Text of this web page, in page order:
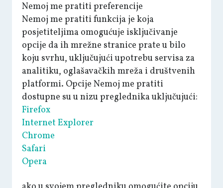
Nemoj me pratiti preferencije
Nemoj me pratiti funkcija je koja
posjetiteljima omogućuje isključivanje
opcije da ih mrežne stranice prate u bilo
koju svrhu, uključujući upotrebu servisa za
analitiku, oglašavačkih mreža i društvenih
platformi. Opcije Nemoj me pratiti
dostupne su u nizu preglednika uključujući:
Firefox
Internet Explorer
Chrome
Safari
Opera